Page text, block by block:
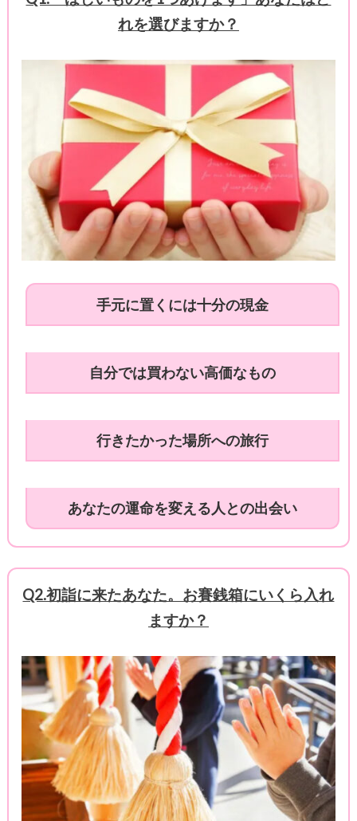
れを選びますか？
手元に置くには十分の現金
自分では買わない高価なもの
行きたかった場所への旅行
あなたの運命を変える人との出会い
Q2.初詣に来たあなた。お賽銭箱にいくら入れ
ますか？